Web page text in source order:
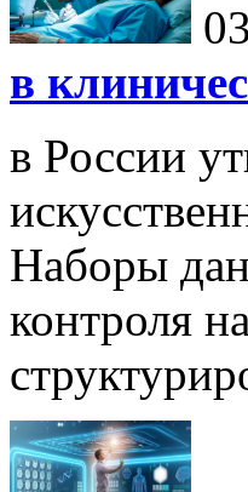
в
в России
Наборы
контроля